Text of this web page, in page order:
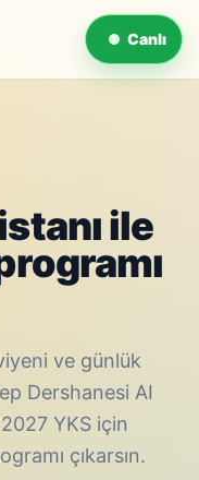
Canlı
ile
ve günlük
Dershanesi AI
YKS için
çıkarsın.